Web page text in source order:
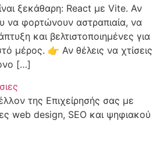
ξεκάθαρη: React με Vite. Αν
να φορτώνουν αστραπιαία, να
και βελτιστοποιημένες για
μέρος. 👉 Αν θέλεις να χτίσεις
[…]
της Επιχείρησής σας με
web design, SEO και ψηφιακού